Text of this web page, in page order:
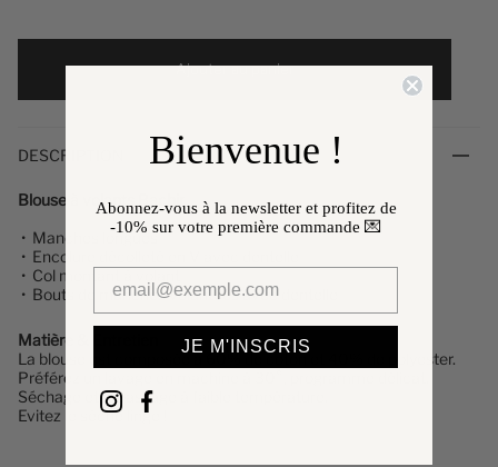
Ajouter au panier
DESCRIPTION
Blouse à volants Bachir
• Manches longues
• Encolure décolleté en V avec dentelle
• Col montant à volant
• Bouts de manches volantées avec dentelle
Matière & Entretien
La blouse
est composée à 60% de coton et 40% de polyester.
Préférez un lavage en machine à 30°, programme délicat.
Séchage et repassage à faible température.
Evitez le sèche linge !
Bienvenue !
Abonnez-vous à la newsletter et profitez de
-10% sur votre première commande 💌
JE M'INSCRIS